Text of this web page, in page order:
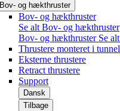
Bov- og hækthruster
Bov- og hækthruster
Se alt Bov- og hækthruster
Bov- og hækthruster Se alt
Thrustere monteret i tunnel
Eksterne thrustere
Retract thrustere
Support
Dansk
Tilbage